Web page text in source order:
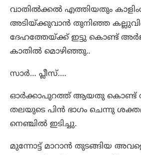
വാതിൽക്കൽ എത്തിയതും
അടിയ്ക്കുവാൻ തുനിഞ്ഞ
ദേഹത്തേയ്ക്ക് ഇട്ടു കൊണ്ട്
കാതിൽ മൊഴിഞ്ഞു..
സാർ… പ്ലീസ്….
ഓർക്കാപുറത്ത് ആയതു കൊണ്ട്
തലയുടെ പിൻ ഭാഗം ചെന്നു
നെഞ്ചിൽ ഇടിച്ചു.
മുന്നോട്ട് മാറാൻ തുടങ്ങിയ